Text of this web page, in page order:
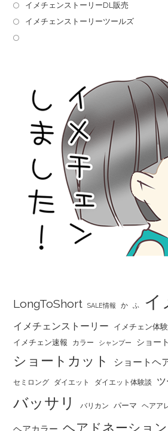
イメチェンストーリーDL販売
イメチェンストーリーツールズ
LongToShort SALE情報 か ふ イ
イメチェンストーリー イメチェン体
イメチェン速報 カラー シャンプー ショート
ショートカット ショートヘ
セミロング ダイエット ダイエット体験談
バッサリ バリカン パーマ ヘアア
ヘアドネーション